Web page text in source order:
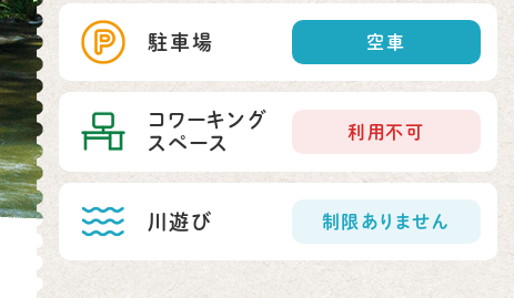
駐車場 空車
コワーキング
スペース
利用不可
川遊び 制限ありません